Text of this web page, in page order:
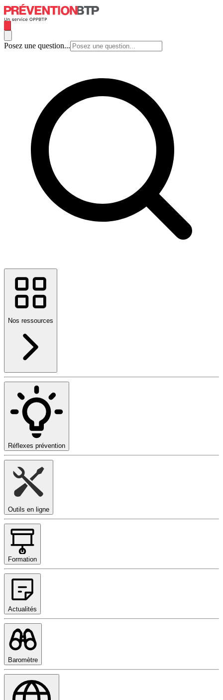
Posez une question...
Nos ressources
Réflexes prévention
Outils en ligne
Formation
Actualités
Baromètre